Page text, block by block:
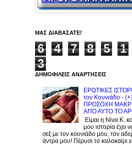
ΜΑΣ ΔΙΑΒΑΣΑΤΕ!
6 4 7 8 5 1
3
ΔΗΜΟΦΙΛΕΙΣ ΑΝΑΡΤΗΣΕΙΣ
ΕΡΩΤΙΚΕΣ
τον Kουνιάδο -
ΠΡΟΣΟΧΗ
ΑΠΟ ΑΥΤΟ ΤΟ
Είμαι η Νίνα Κ.
μου ιστορία έχει
σεξ με τον κουνιάδο μου, τον
άντρα μου! Πέρυσι το καλοκαίρι